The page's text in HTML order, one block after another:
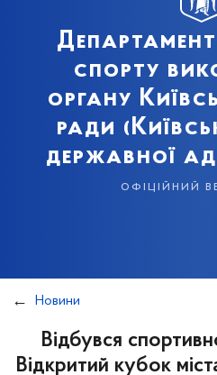
спорту
органу
ради
державної
офіційний
Новини
Відбувся
Відкритий кубок